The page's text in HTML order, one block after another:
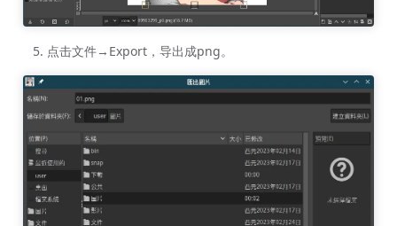
点击文件→Export，导出成png。